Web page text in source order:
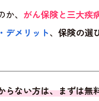
、 がん保険と三大疾
デメリット、 保険の選
らない方は、まずは無